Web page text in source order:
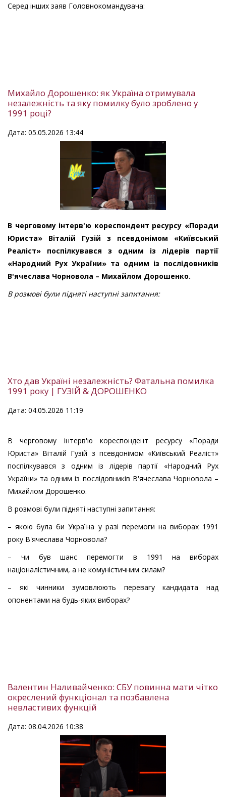
Серед інших заяв Головнокомандувача:
Михайло Дорошенко: як Україна отримувала
незалежність та яку помилку було зроблено у
1991 році?
Дата: 05.05.2026 13:44
В черговому інтерв'ю кореспондент ресурсу «Поради
Юриста» Віталій Гузій з псевдонімом «Київський
Реаліст» поспілкувався з одним із лідерів партії
«Народний Рух України» та одним із послідовників
В'ячеслава Чорновола – Михайлом Дорошенко.
В розмові були підняті наступні запитання:
Хто дав Україні незалежність? Фатальна помилка
1991 року | ГУЗІЙ & ДОРОШЕНКО
Дата: 04.05.2026 11:19
В черговому інтерв'ю кореспондент ресурсу «Поради
Юриста» Віталій Гузій з псевдонімом «Київський Реаліст»
поспілкувався з одним із лідерів партії «Народний Рух
України» та одним із послідовників В'ячеслава Чорновола –
Михайлом Дорошенко.
В розмові були підняті наступні запитання:
– якою була би Україна у разі перемоги на виборах 1991
року В'ячеслава Чорновола?
– чи був шанс перемогти в 1991 на виборах
націоналістичним, а не комуністичним силам?
– які чинники зумовлюють перевагу кандидата над
опонентами на будь-яких виборах?
Валентин Наливайченко: СБУ повинна мати чітко
окреслений функціонал та позбавлена
невластивих функцій
Дата: 08.04.2026 10:38